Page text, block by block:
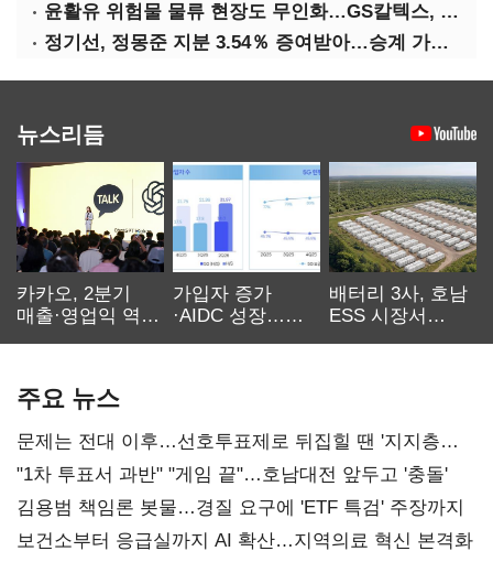
윤활유 위험물 물류 현장도 무인화…GS칼텍스, 디지털 전환 가속
정기선, 정몽준 지분 3.54％ 증여받아…승계 가속화
뉴스리듬
카카오, 2분기
매출·영업익 역대
가입자 증가
·AIDC 성장…
배터리 3사, 호남
ESS 시장서
주요 뉴스
문제는 전대 이후…선호투표제로 뒤집힐 땐 '지지층
불복'
"1차 투표서 과반" "게임 끝"…호남대전 앞두고 '충돌'
김용범 책임론 봇물…경질 요구에 'ETF 특검' 주장까지
보건소부터 응급실까지 AI 확산…지역의료 혁신 본격화